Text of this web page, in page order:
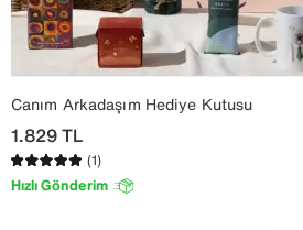
Canım Arkadaşım Hediye Kutusu
1.829TL
(1)
Hızlı Gönderim